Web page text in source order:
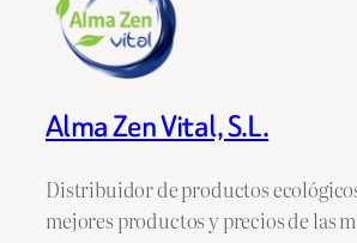
Alma Zen Vital, S.L.
Distribuidor de productos
mejores productos y precios de las